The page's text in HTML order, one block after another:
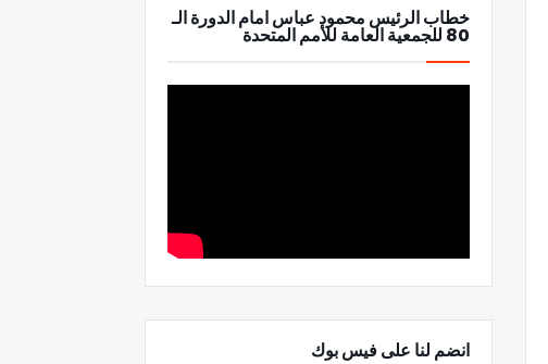
خطاب الرئيس محمود عباس امام الدورة الـ
80 للجمعية العامة للأمم المتحدة
انضم لنا على فيس بوك